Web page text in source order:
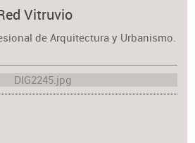
Vitruvio
de Arquitectura y Urbanismo.